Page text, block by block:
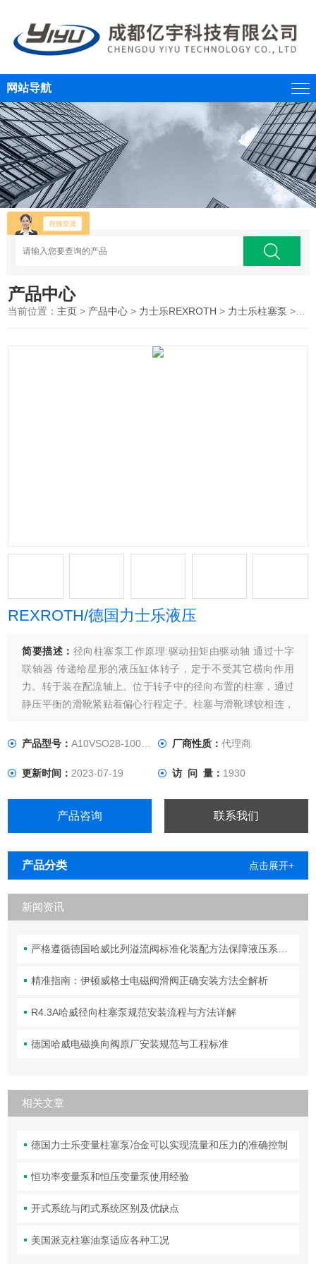
网站导航
产品中心
当前位置： 主页 > 产品中心 > 力士乐REXROTH > 力士乐柱塞泵 >REXROTH/德国力士乐液压
REXROTH/德国力士乐液压
简要描述： 径向柱塞泵工作原理:驱动扭矩由驱动轴 通过十字
联轴器 传递给星形的液压缸体转子，定于不受其它横向作用
力。转于装在配流轴上。位于转子中的径向布置的柱塞，通过
静压平衡的滑靴紧贴着偏心行程定子。柱塞与滑靴球铰相连，
REXROTH/德国力士乐液压
产品型号：A10VSO28-100DR控制阀 厂商性质： 代理商
更新时间：2023-07-19 访 问 量： 1930
产品咨询 联系我们
产品分类 点击展开+
新闻资讯
严格遵循德国哈威比列溢流阀标准化装配方法保障液压系统压力调控精准可靠
精准指南：伊顿威格士电磁阀滑阀正确安装方法全解析
R4.3A哈威径向柱塞泵规范安装流程与方法详解
德国哈威电磁换向阀原厂安装规范与工程标准
相关文章
德国力士乐变量柱塞泵冶金可以实现流量和压力的准确控制
恒功率变量泵和恒压变量泵使用经验
开式系统与闭式系统区别及优缺点
美国派克柱塞油泵适应各种工况